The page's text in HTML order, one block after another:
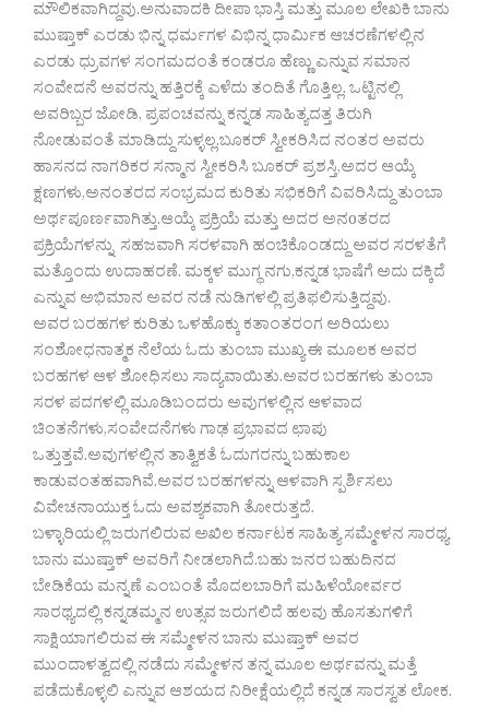
ಮೌಲಿಕವಾಗಿದ್ದವು.ಅನುವಾದಕಿ ದೀಪಾ ಭಾಸ್ತಿ ಮತ್ತು ಮೂಲ ಲೇಖಕಿ ಬಾನು
ಮುಷ್ತಾಕ್ ಎರಡು ಭಿನ್ನ ಧರ್ಮಗಳ ವಿಭಿನ್ನ ಧಾರ್ಮಿಕ ಆಚರಣೆಗಳಲ್ಲಿನ
ಎರಡು ಧ್ರುವಗಳ ಸಂಗಮದಂತೆ ಕಂಡರೂ ಹೆಣ್ಣು ಎನ್ನುವ ಸಮಾನ
ಸಂವೇದನೆ ಅವರನ್ನು ಹತ್ತಿರಕ್ಕೆ ಎಳೆದು ತಂದಿತೆ ಗೊತ್ತಿಲ್ಲ. ಒಟ್ಟಿನಲ್ಲಿ
ಅವರಿಬ್ಬರ ಜೋಡಿ, ಪ್ರಪಂಚವನ್ನು ಕನ್ನಡ ಸಾಹಿತ್ಯದತ್ತ ತಿರುಗಿ
ನೋಡುವಂತೆ ಮಾಡಿದ್ದು ಸುಳ್ಳಲ್ಲ.ಬೂಕರ್ ಸ್ವೀಕರಿಸಿದ ನಂತರ ಅವರು
ಹಾಸನದ ನಾಗರಿಕರ ಸನ್ಮಾನ ಸ್ವೀಕರಿಸಿ ಬೂಕರ್ ಪ್ರಶಸ್ತಿ,ಅದರ ಆಯ್ಕೆ
ಕ್ಷಣಗಳು,ಅನಂತರದ ಸಂಭ್ರಮದ ಕುರಿತು ಸಭಿಕರಿಗೆ ವಿವರಿಸಿದ್ದು ತುಂಬಾ
ಅರ್ಥಪೂರ್ಣವಾಗಿತ್ತು.ಆಯ್ಕೆ ಪ್ರಕ್ರಿಯೆ ಮತ್ತು ಅದರ ಅನoತರದ
ಪ್ರಕ್ರಿಯೆಗಳನ್ನು ಸಹಜವಾಗಿ ಸರಳವಾಗಿ ಹಂಚಿಕೊಂಡದ್ದು ಅವರ ಸರಳತೆಗೆ
ಮತ್ತೊಂದು ಉದಾಹರಣೆ. ಮಕ್ಕಳ ಮುಗ್ಧ ನಗು,ಕನ್ನಡ ಭಾಷೆಗೆ ಅದು ದಕ್ಕಿದೆ
ಎನ್ನುವ ಅಭಿಮಾನ ಅವರ ನಡೆ ನುಡಿಗಳಲ್ಲಿ ಪ್ರತಿಫಲಿಸುತ್ತಿದ್ದವು.
ಅವರ ಬರಹಗಳ ಕುರಿತು ಒಳಹೊಕ್ಕು ಕತಾಂತರಂಗ ಅರಿಯಲು
ಸಂಶೋಧನಾತ್ಮಕ ನೆಲೆಯ ಓದು ತುಂಬಾ ಮುಖ್ಯ ಈ ಮೂಲಕ ಅವರ
ಬರಹಗಳ ಆಳ ಶೋಧಿಸಲು ಸಾದ್ಯವಾಯಿತು.ಅವರ ಬರಹಗಳು ತುಂಬಾ
ಸರಳ ಪದಗಳಲ್ಲಿ ಮೂಡಿಬಂದರು ಅವುಗಳಲ್ಲಿನ ಆಳವಾದ
ಚಿಂತನೆಗಳು,ಸಂವೇದನೆಗಳು ಗಾಢ ಪ್ರಭಾವದ ಛಾಪು
ಒತ್ತುತ್ತವೆ.ಅವುಗಳಲ್ಲಿನ ತಾತ್ವಿಕತೆ ಓದುಗರನ್ನು ಬಹುಕಾಲ
ಕಾಡುವಂತಹವಾಗಿವೆ.ಅವರ ಬರಹಗಳನ್ನು ಆಳವಾಗಿ ಸ್ಪರ್ಶಿಸಲು
ವಿವೇಚನಾಯುಕ್ತ ಓದು ಅವಶ್ಯಕವಾಗಿ ತೋರುತ್ತದೆ.
ಬಳ್ಳಾರಿಯಲ್ಲಿ ಜರುಗಲಿರುವ ಅಖಿಲ ಕರ್ನಾಟಕ ಸಾಹಿತ್ಯ ಸಮ್ಮೇಳನ ಸಾರಥ್ಯ
ಬಾನು ಮುಷ್ತಾಕ್ ಅವರಿಗೆ ನೀಡಲಾಗಿದೆ.ಬಹು ಜನರ ಬಹುದಿನದ
ಬೇಡಿಕೆಯ ಮನ್ನಣೆ ಎಂಬಂತೆ ಮೊದಲಬಾರಿಗೆ ಮಹಿಳೆಯೋರ್ವರ
ಸಾರಥ್ಯದಲ್ಲಿ ಕನ್ನಡಮ್ಮನ ಉತ್ಸವ ಜರುಗಲಿದೆ ಹಲವು ಹೊಸತುಗಳಿಗೆ
ಸಾಕ್ಷಿಯಾಗಲಿರುವ ಈ ಸಮ್ಮೇಳನ ಬಾನು ಮುಷ್ತಾಕ್ ಅವರ
ಮುಂದಾಳತ್ವದಲ್ಲಿ ನಡೆದು ಸಮ್ಮೇಳನ ತನ್ನ ಮೂಲ ಅರ್ಥವನ್ನು ಮತ್ತೆ
ಪಡೆದುಕೊಳ್ಳಲಿ ಎನ್ನುವ ಆಶಯದ ನಿರೀಕ್ಷೆಯಲ್ಲಿದೆ ಕನ್ನಡ ಸಾರಸ್ವತ ಲೋಕ.